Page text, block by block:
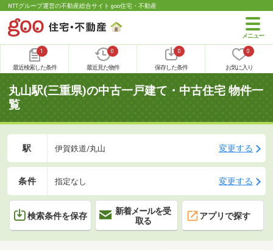
NTTグループ運営の不動産総合サイト goo住宅・不動産
1
最近検索した条件
0
最近見た物件
0
保存した条件
0
お気に入り
丸山駅(三重県)の中古一戸建て・中古住宅 物件一
覧
駅 伊賀鉄道/丸山 変更する
条件 指定なし 変更する
検索条件を保存
新着メールを受
取る
アプリで探す